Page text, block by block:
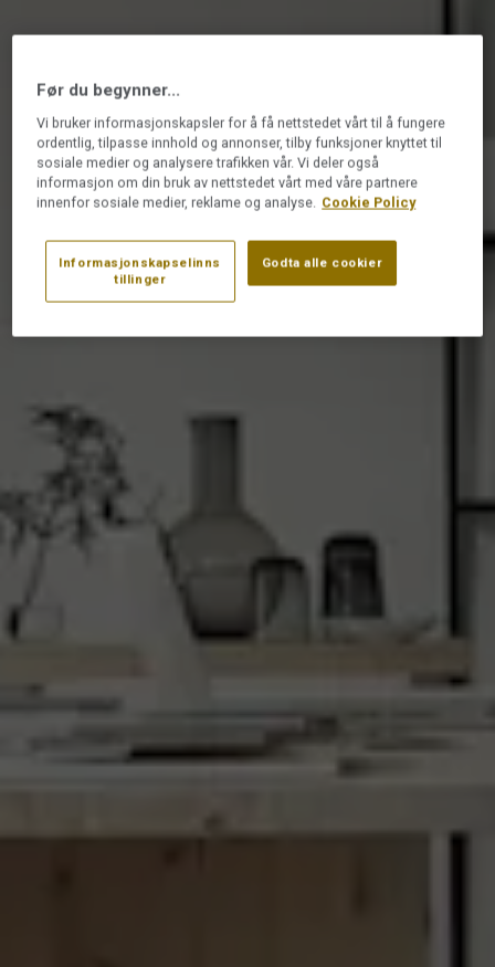
Før du begynner...
Vi bruker informasjonskapsler for å få nettstedet vårt til å fungere
ordentlig, tilpasse innhold og annonser, tilby funksjoner knyttet til
sosiale medier og analysere trafikken vår. Vi deler også
informasjon om din bruk av nettstedet vårt med våre partnere
innenfor sosiale medier, reklame og analyse. Cookie Policy
Informasjonskapselinns
tillinger
Godta alle cookier